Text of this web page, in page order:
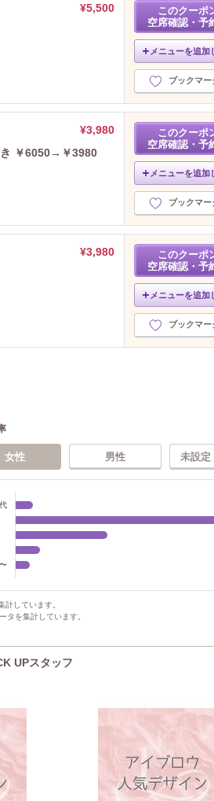
¥5,500
このクーポ
空席確認・予
メニューを追加
ブックマー
¥3,980
き ￥6050→￥3980
このクーポ
空席確認・予
メニューを追加
ブックマー
¥3,980
このクーポ
空席確認・予
メニューを追加
ブックマー
女性 男性 未設定
しています。
タを集計しています。
UPスタッフ